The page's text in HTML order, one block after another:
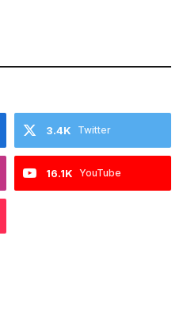
Twitter
3.4K
YouTube
16.1K